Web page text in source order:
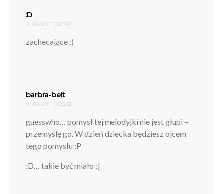
:D
01-06-2011 O 21:47
zachecające :)
barbra-beltpisze:
01-06-2011 O 22:50
guesswho… pomysł tej melodyjki nie jest głupi –
przemyślę go. W dzień dziecka będziesz ojcem
tego pomysłu :P
:D… takie być miało :]